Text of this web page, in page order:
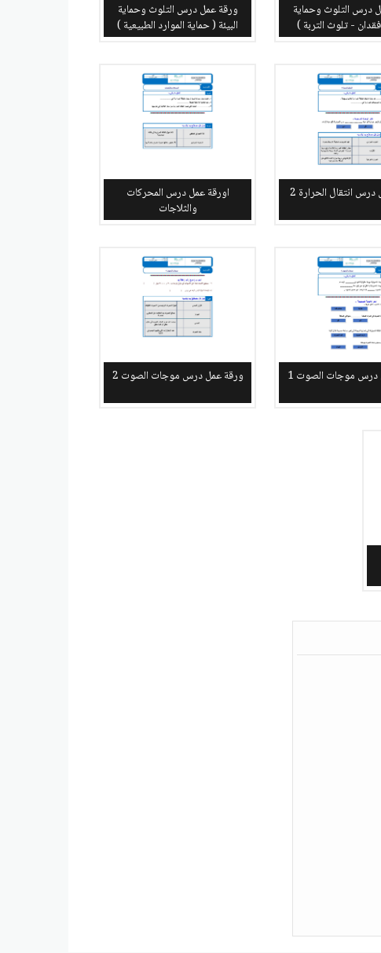
درس التلوث وحماية
فقدان - تلوث التربة )
ورقة عمل درس التلوث وحماية
البيئة ( حماية الموارد الطبيعية )
انتقال الحرارة 2
اورقة عمل درس المحركات
والثلاجات
درس موجات الصوت 1 ورقة عمل درس موجات الصوت 2